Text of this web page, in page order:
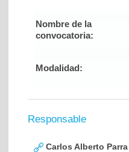
Nombre de la
convocatoria:
Modalidad:
Responsable
Carlos Alberto